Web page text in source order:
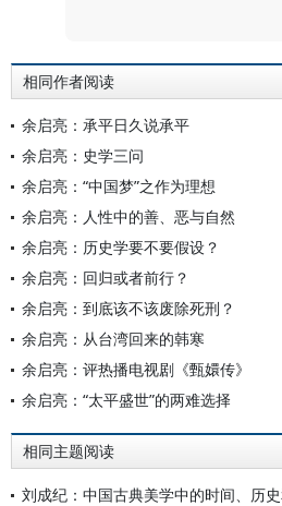
相同作者阅读
余启亮：承平日久说承平
余启亮：史学三问
余启亮：“中国梦”之作为理想
余启亮：人性中的善、恶与自然
余启亮：历史学要不要假设？
余启亮：回归或者前行？
余启亮：到底该不该废除死刑？
余启亮：从台湾回来的韩寒
余启亮：评热播电视剧《甄嬛传》
余启亮：“太平盛世”的两难选择
相同主题阅读
刘成纪：中国古典美学中的时间、历